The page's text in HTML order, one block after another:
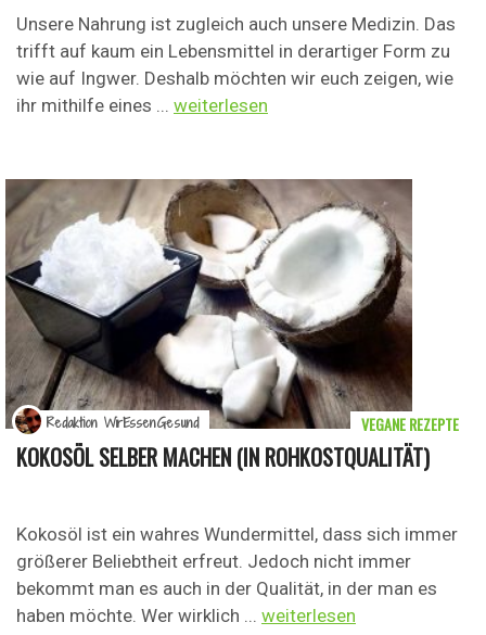
Unsere Nahrung ist zugleich auch unsere Medizin. Das
trifft auf kaum ein Lebensmittel in derartiger Form zu
wie auf Ingwer. Deshalb möchten wir euch zeigen, wie
ihr mithilfe eines ... weiterlesen
KOKOSÖL SELBER MACHEN (IN ROHKOSTQUALITÄT)
Kokosöl ist ein wahres Wundermittel, dass sich immer
größerer Beliebtheit erfreut. Jedoch nicht immer
bekommt man es auch in der Qualität, in der man es
haben möchte. Wer wirklich ... weiterlesen
VEGANE REZEPTE
Redaktion WirEssenGesund